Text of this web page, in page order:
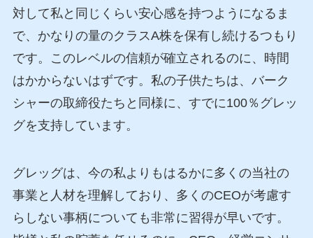
対して私と同じくらい安心感を持つようになるま
で、かなりの量のクラスA株を保有し続けるつもり
です。このレベルの信頼が確立されるのに、時間
はかからないはずです。私の子供たちは、バーク
シャーの取締役たちと同様に、すでに100％グレッ
グを支持しています。
グレッグは、今の私よりもはるかに多くの当社の
事業と人材を理解しており、多くのCEOが考慮す
らしない事柄についても非常に習得が早いです。